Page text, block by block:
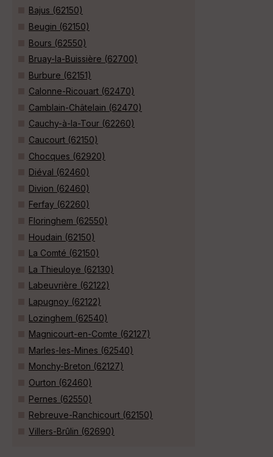
Bajus (62150)
Beugin (62150)
Bours (62550)
Bruay-la-Buissière (62700)
Burbure (62151)
Calonne-Ricouart (62470)
Camblain-Châtelain (62470)
Cauchy-à-la-Tour (62260)
Caucourt (62150)
Chocques (62920)
Diéval (62460)
Divion (62460)
Ferfay (62260)
Floringhem (62550)
Houdain (62150)
La Comté (62150)
La Thieuloye (62130)
Labeuvrière (62122)
Lapugnoy (62122)
Lozinghem (62540)
Magnicourt-en-Comte (62127)
Marles-les-Mines (62540)
Monchy-Breton (62127)
Ourton (62460)
Pernes (62550)
Rebreuve-Ranchicourt (62150)
Villers-Brûlin (62690)